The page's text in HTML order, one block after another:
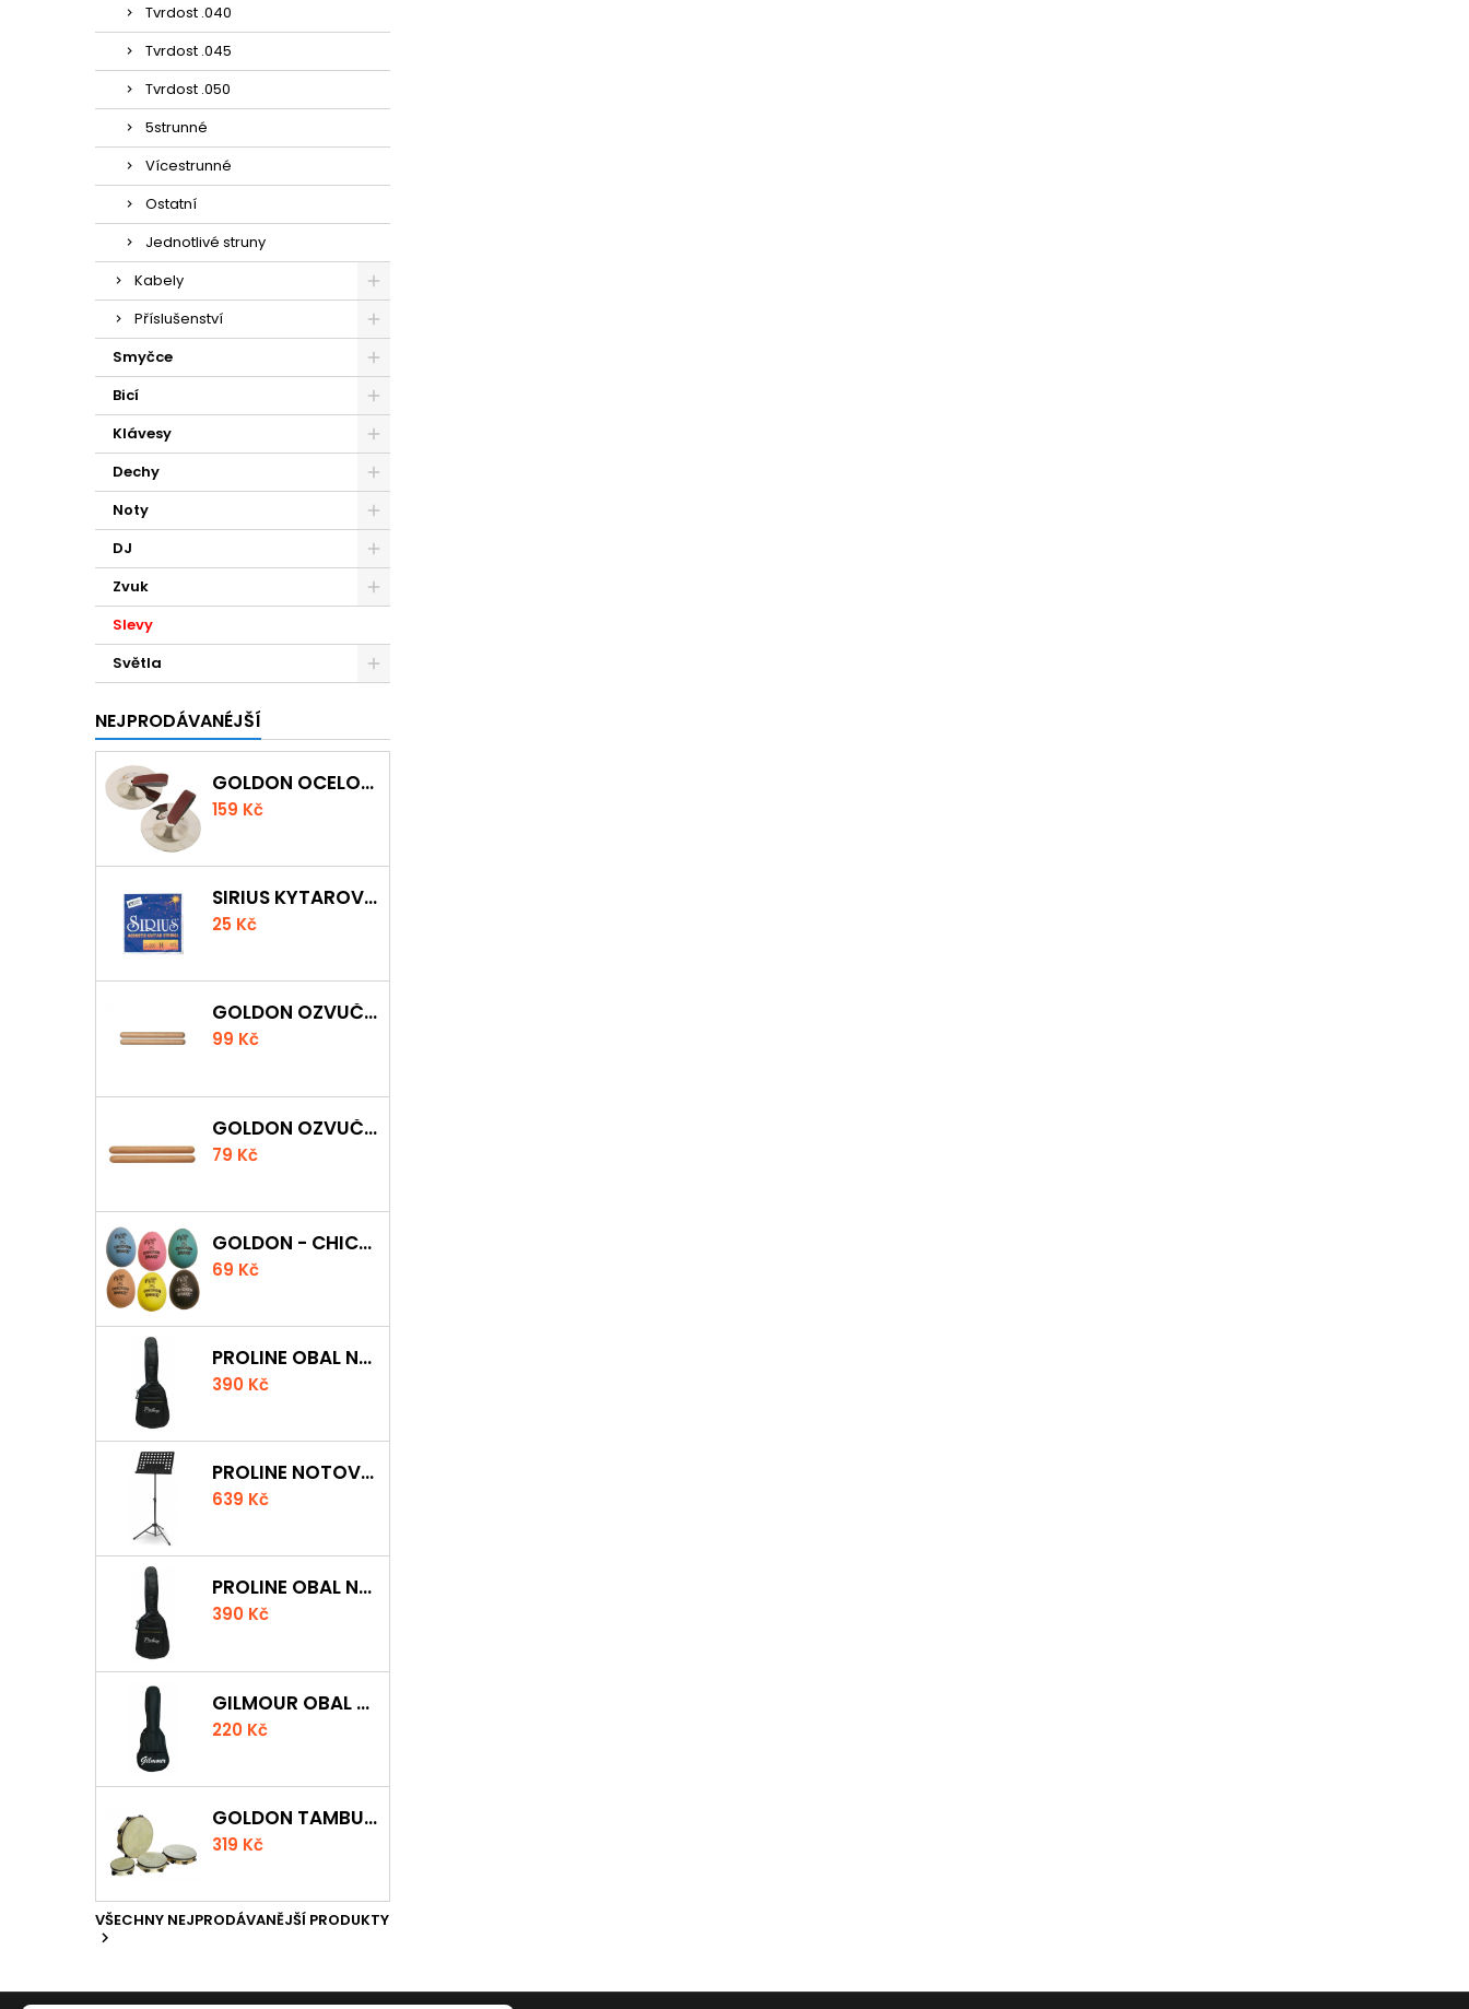
Tvrdost .040
Tvrdost .045
Tvrdost .050
5strunné
Vícestrunné
Ostatní
Jednotlivé struny
Kabely
Příslušenství
Smyčce
Bicí
Klávesy
Dechy
Noty
DJ
Zvuk
Slevy
Světla
NEJPRODÁVANÉJŠÍ
GOLDON OCELOVÉ PRSTOVÉ ČINELKY
159 Kč
SIRIUS KYTAROVÁ STRUNA
25 Kč
GOLDON OZVUČNÁ DŘÍVKA 18 X 200MM
99 Kč
GOLDON OZVUČNÁ DŘÍVKA 15 X 150MM
79 Kč
GOLDON - CHICKEN SHAKER
69 Kč
PROLINE OBAL NA AKUSTICKOU KYTARU S 5 MM POLSTROVÁNÍM
390 Kč
PROLINE NOTOVÝ PULT ODLEHČENÝ
639 Kč
PROLINE OBAL NA KLASICKOU KYTARU S 5 MM POLSTROVÁNÍM
390 Kč
GILMOUR OBAL NA UKULELE CONCERT
220 Kč
GOLDON TAMBURÍNA S BLÁNOU A ČINELKY 20CM
319 Kč
VŠECHNY NEJPRODÁVANĚJŠÍ PRODUKTY
